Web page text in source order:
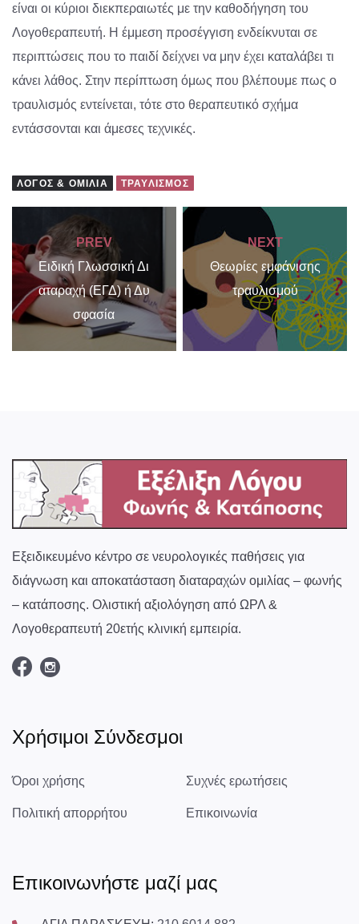
είναι οι κύριοι διεκπεραιωτές με την καθοδήγηση του
Λογοθεραπευτή. Η έμμεση προσέγγιση ενδείκνυται σε
περιπτώσεις που το παιδί δείχνει να μην έχει καταλάβει τι
κάνει λάθος. Στην περίπτωση όμως που βλέπουμε πως ο
τραυλισμός εντείνεται, τότε στο θεραπευτικό σχήμα
εντάσσονται και άμεσες τεχνικές.
ΛΌΓΟΣ & ΟΜΙΛΊΑ ΤΡΑΥΛΙΣΜΌΣ
PREV
Ειδική Γλωσσική Δι
αταραχή (ΕΓΔ) ή Δυ
σφασία
NEXT
Θεωρίες εμφάνισης
τραυλισμού
Εξειδικευμένο κέντρο σε νευρολογικές παθήσεις για
διάγνωση και αποκατάσταση διαταραχών ομιλίας – φωνής
– κατάποσης. Ολιστική αξιολόγηση από ΩΡΛ &
Λογοθεραπευτή 20ετής κλινική εμπειρία.
Χρήσιμοι Σύνδεσμοι
Όροι χρήσης
Πολιτική απορρήτου
Συχνές ερωτήσεις
Επικοινωνία
Επικοινωνήστε μαζί μας